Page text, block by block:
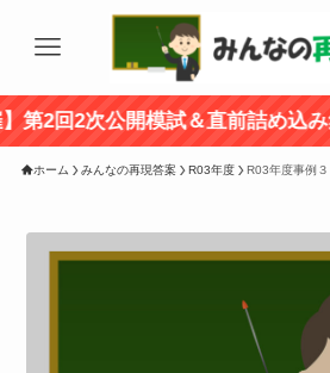
2次公開模試＆直前詰め込み集中
ホーム みんなの再現答案 R03年度 R03年度事例３